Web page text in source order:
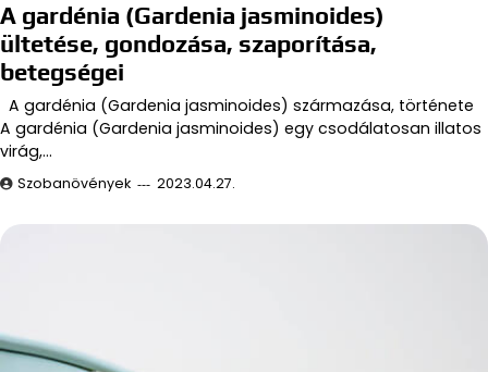
A gardénia (Gardenia jasminoides)
ültetése, gondozása, szaporítása,
betegségei
A gardénia (Gardenia jasminoides) származása, története
A gardénia (Gardenia jasminoides) egy csodálatosan illatos
virág,…
Szobanövények 2023.04.27.